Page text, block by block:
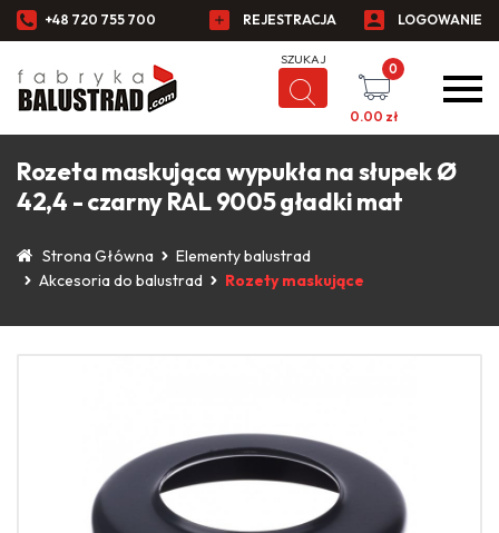
+48 720 755 700 REJESTRACJA LOGOWANIE
0
0.00 zł
Rozeta maskująca wypukła na słupek Ø
42,4 - czarny RAL 9005 gładki mat
Strona Główna
Elementy balustrad
Akcesoria do balustrad
Rozety maskujące